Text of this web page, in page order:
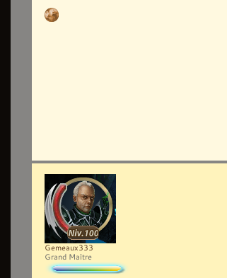
Gemeaux333
Grand Maître